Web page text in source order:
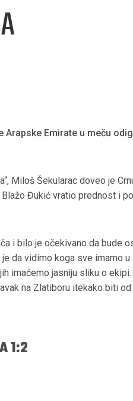
Arapske Emirate u meču
Miloš Šekularac doveo je
Đukić vratio prednost i
i bilo je očekivano da bude
da vidimo koga sve imamo u
imaćemo jasniju sliku o
na Zlatiboru itekako biti
1:2